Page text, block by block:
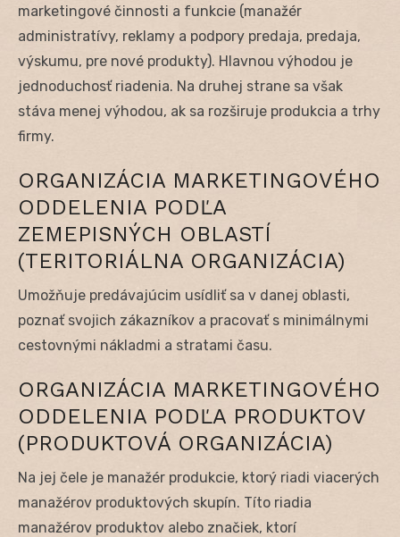
marketingové činnosti a funkcie (manažér
administratívy, reklamy a podpory predaja, predaja,
výskumu, pre nové produkty). Hlavnou výhodou je
jednoduchosť riadenia. Na druhej strane sa však
stáva menej výhodou, ak sa rozširuje produkcia a trhy
firmy.
ORGANIZÁCIA MARKETINGOVÉHO
ODDELENIA PODĽA
ZEMEPISNÝCH OBLASTÍ
(TERITORIÁLNA ORGANIZÁCIA)
Umožňuje predávajúcim usídliť sa v danej oblasti,
poznať svojich zákazníkov a pracovať s minimálnymi
cestovnými nákladmi a stratami času.
ORGANIZÁCIA MARKETINGOVÉHO
ODDELENIA PODĽA PRODUKTOV
(PRODUKTOVÁ ORGANIZÁCIA)
Na jej čele je manažér produkcie, ktorý riadi viacerých
manažérov produktových skupín. Títo riadia
manažérov produktov alebo značiek, ktorí